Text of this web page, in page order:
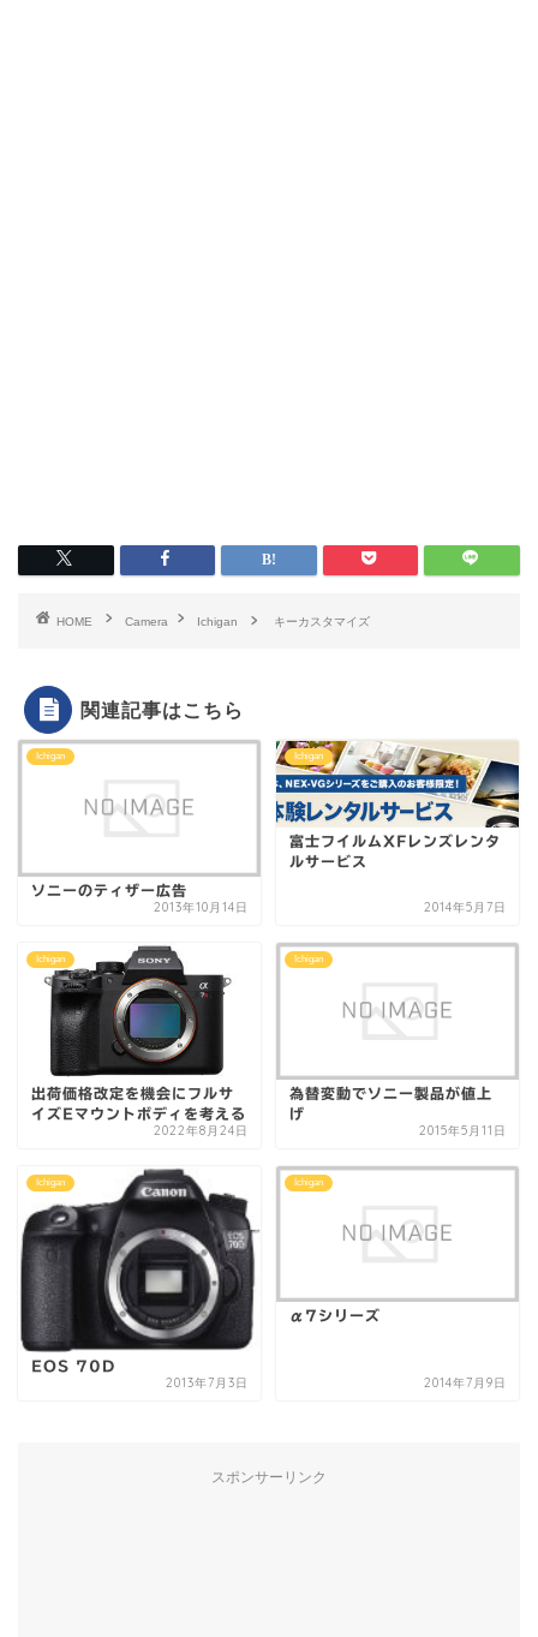
HOME Camera Ichigan キーカスタマイズ
関連記事はこちら
Ichigan
ソニーのティザー広告
2013年10月14日
Ichigan
富士フイルムXFレンズレンタ
ルサービス
2014年5月7日
Ichigan
出荷価格改定を機会にフルサ
イズEマウントボディを考える
2022年8月24日
Ichigan
為替変動でソニー製品が値上
げ
2015年5月11日
Ichigan
EOS 70D
2013年7月3日
Ichigan
α7シリーズ
2014年7月9日
スポンサーリンク